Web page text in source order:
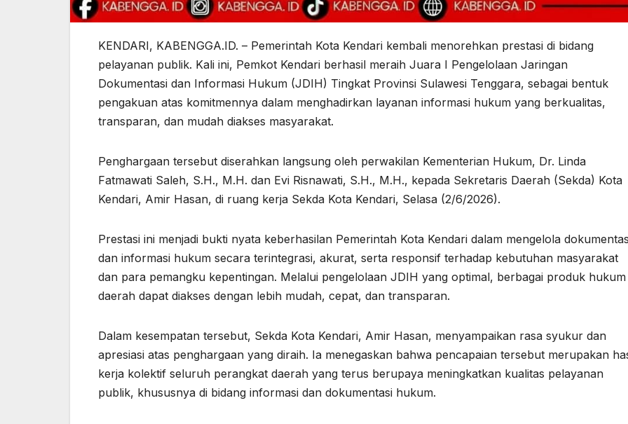
KENDARI, KABENGGA.ID. – Pemerintah Kota Kendari kembali menorehkan prestasi di bidang
pelayanan publik. Kali ini, Pemkot Kendari berhasil meraih Juara I Pengelolaan Jaringan
Dokumentasi dan Informasi Hukum (JDIH) Tingkat Provinsi Sulawesi Tenggara, sebagai bentuk
pengakuan atas komitmennya dalam menghadirkan layanan informasi hukum yang berkualitas,
transparan, dan mudah diakses masyarakat.
Penghargaan tersebut diserahkan langsung oleh perwakilan Kementerian Hukum, Dr. Linda
Fatmawati Saleh, S.H., M.H. dan Evi Risnawati, S.H., M.H., kepada Sekretaris Daerah (Sekda) Kota
Kendari, Amir Hasan, di ruang kerja Sekda Kota Kendari, Selasa (2/6/2026).
Prestasi ini menjadi bukti nyata keberhasilan Pemerintah Kota Kendari dalam mengelola
dan informasi hukum secara terintegrasi, akurat, serta responsif terhadap kebutuhan masyarakat
dan para pemangku kepentingan. Melalui pengelolaan JDIH yang optimal, berbagai produk hukum
daerah dapat diakses dengan lebih mudah, cepat, dan transparan.
Dalam kesempatan tersebut, Sekda Kota Kendari, Amir Hasan, menyampaikan rasa syukur dan
apresiasi atas penghargaan yang diraih. Ia menegaskan bahwa pencapaian tersebut merupakan
kerja kolektif seluruh perangkat daerah yang terus berupaya meningkatkan kualitas pelayanan
publik, khususnya di bidang informasi dan dokumentasi hukum.